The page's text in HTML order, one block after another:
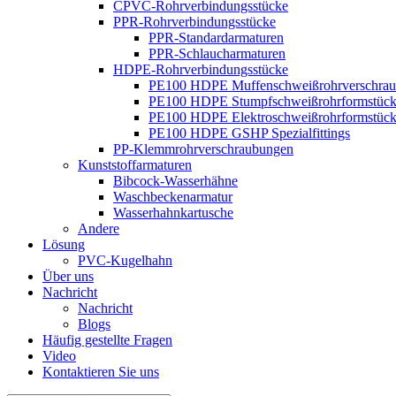
CPVC-Rohrverbindungsstücke
PPR-Rohrverbindungsstücke
PPR-Standardarmaturen
PPR-Schlaucharmaturen
HDPE-Rohrverbindungsstücke
PE100 HDPE
PE100 HDPE
PE100 HDPE
PE100 HDPE GSHP Spezialfittings
PP-Klemmrohrverschraubungen
Kunststoffarmaturen
Bibcock-Wasserhähne
Waschbeckenarmatur
Wasserhahnkartusche
Andere
Lösung
PVC-Kugelhahn
Über uns
Nachricht
Nachricht
Blogs
Häufig gestellte Fragen
Video
Kontaktieren Sie uns